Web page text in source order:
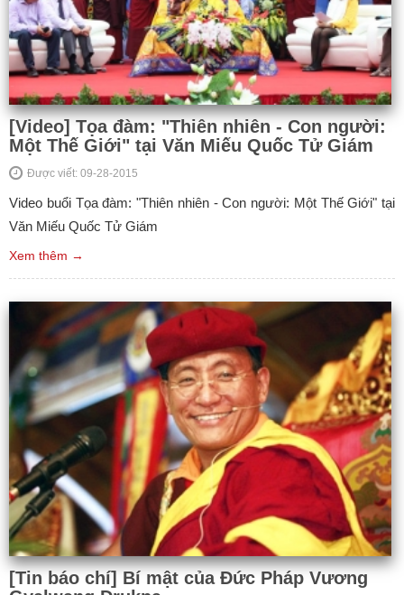
[Video] Tọa đàm: "Thiên nhiên - Con người:
Một Thế Giới" tại Văn Miếu Quốc Tử Giám
Được viết: 09-28-2015
Video buổi Tọa đàm: "Thiên nhiên - Con người: Một Thế Giới" tại
Văn Miếu Quốc Tử Giám
Xem thêm →
[Tin báo chí] Bí mật của Đức Pháp Vương